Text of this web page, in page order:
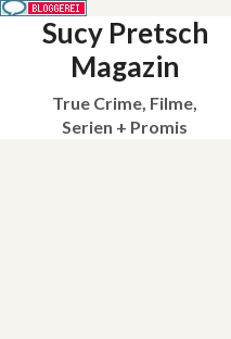
Sucy Pretsch
Magazin
True Crime, Filme,
Serien + Promis